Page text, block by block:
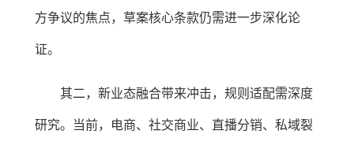
方争议的焦点，草案核心条款仍需进一步深化论
证。
其二，新业态融合带来冲击，规则适配需深度
研究。当前，电商、社交商业、直播分销、私域裂